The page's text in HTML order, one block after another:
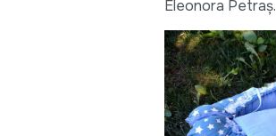
Eleonora Petraș.